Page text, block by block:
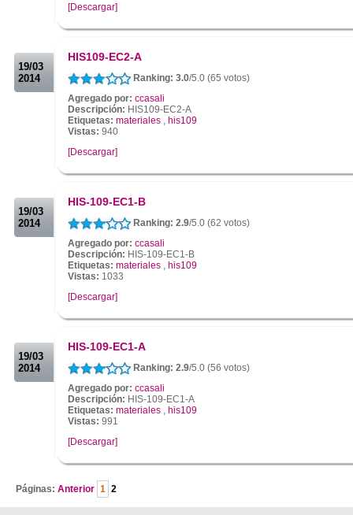
[Descargar]
19/03
2014
HIS109-EC2-A
Ranking: 3.0/5.0 (65 votos)
Agregado por: ccasali
Descripción: HIS109-EC2-A
Etiquetas: materiales
his109
Vistas: 940
[Descargar]
19/03
2014
HIS-109-EC1-B
Ranking: 2.9/5.0 (62 votos)
Agregado por: ccasali
Descripción: HIS-109-EC1-B
Etiquetas: materiales
his109
Vistas: 1033
[Descargar]
19/03
2014
HIS-109-EC1-A
Ranking: 2.9/5.0 (56 votos)
Agregado por: ccasali
Descripción: HIS-109-EC1-A
Etiquetas: materiales
his109
Vistas: 991
[Descargar]
Páginas: Anterior 1 2